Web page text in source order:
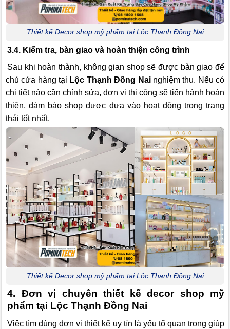
Thiết kế Decor shop mỹ phẩm tại Lộc Thạnh Đồng Nai
3.4. Kiểm tra, bàn giao và hoàn thiện công trình
Sau khi hoàn thành, không gian shop sẽ được bàn giao để
chủ cửa hàng tại Lộc Thạnh Đồng Nainghiệm thu. Nếu có
chi tiết nào cần chỉnh sửa, đơn vị thi công sẽ tiến hành hoàn
thiện, đảm bảo shop được đưa vào hoạt động trong trạng
thái tốt nhất.
Thiết kế Decor shop mỹ phẩm tại Lộc Thạnh Đồng Nai
4. Đơn vị chuyên thiết kế decor shop mỹ
phẩm tại Lộc Thạnh Đồng Nai
Việc tìm đúng đơn vị thiết kế uy tín là yếu tố quan trọng giúp